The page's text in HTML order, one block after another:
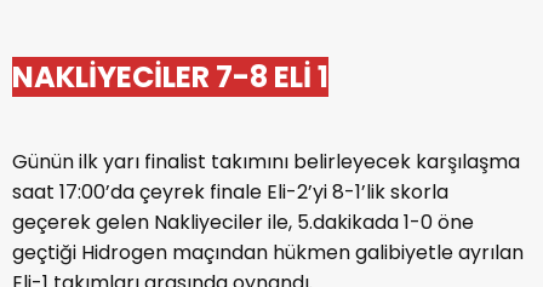
NAKLİYECİLER 7-8 ELİ 1
Günün ilk yarı finalist takımını belirleyecek karşılaşma
saat 17:00’da çeyrek finale Eli-2’yi 8-1’lik skorla
geçerek gelen Nakliyeciler ile, 5.dakikada 1-0 öne
geçtiği Hidrogen maçından hükmen galibiyetle ayrılan